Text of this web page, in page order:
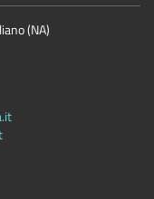
(NA)